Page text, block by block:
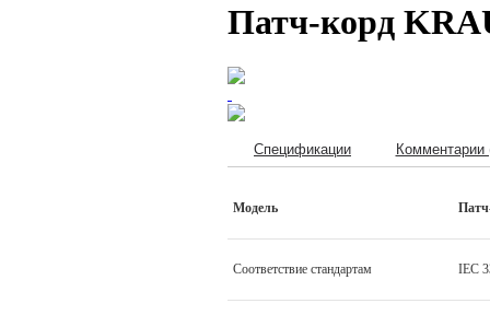
Патч-корд
Спецификации Комментарии
Модель
Соответствие стандартам IEC